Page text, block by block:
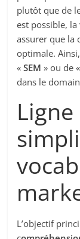
plutôt que de
est possible, la
assurer que la
optimale.
« SEM » ou de «
dans le
L’objectif